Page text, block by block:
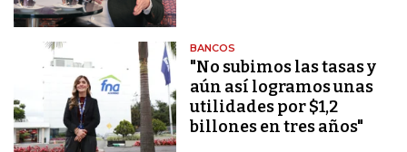
BANCOS
"No subimos las tasas y
aún así logramos unas
utilidades por $1,2
billones en tres años"